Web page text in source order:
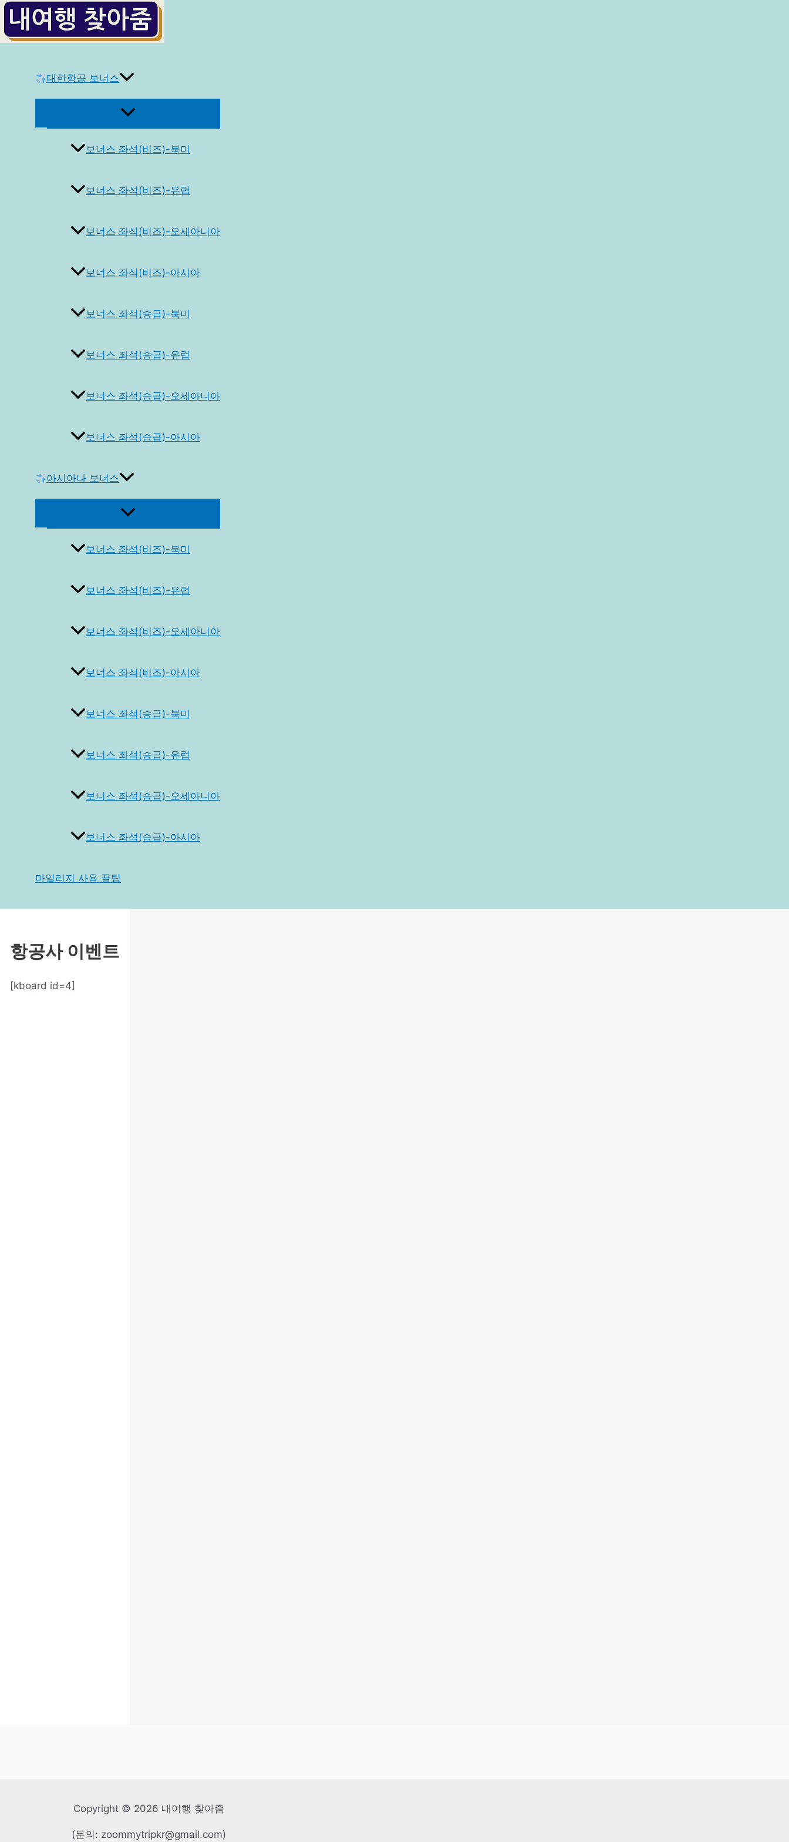
콘
츠
대한항공 보너스
메
토
보너스 좌석(비즈)-북미
보너스 좌석(비즈)-유럽
보너스 좌석(비즈)-오세아니아
보너스 좌석(비즈)-아시아
보너스 좌석(승급)-북미
보너스 좌석(승급)-유럽
보너스 좌석(승급)-오세아니아
보너스 좌석(승급)-아시아
아시아나 보너스
메
토
보너스 좌석(비즈)-북미
보너스 좌석(비즈)-유럽
보너스 좌석(비즈)-오세아니아
보너스 좌석(비즈)-아시아
보너스 좌석(승급)-북미
보너스 좌석(승급)-유럽
보너스 좌석(승급)-오세아니아
보너스 좌석(승급)-아시아
마일리지 사용 꿀팁
항공사 이벤트
[kboard id=4]
Copyright © 2026 내여행 찾아줌
(문의: zoommytripkr@gmail.com)